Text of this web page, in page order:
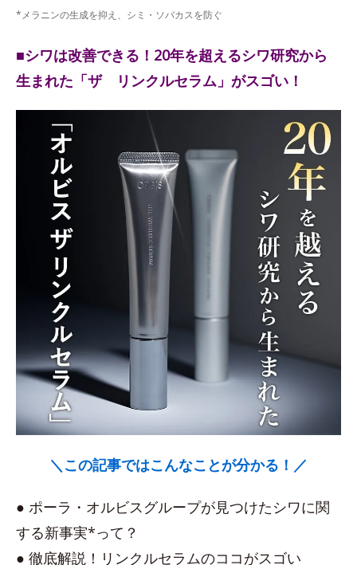
*メラニンの生成を抑え、シミ・ソバカスを防ぐ
■シワは改善できる！20年を超えるシワ研究から
生まれた「ザ リンクルセラム」がスゴい！
＼この記事ではこんなことが分かる！／
● ポーラ・オルビスグループが見つけたシワに関
する新事実*って？
● 徹底解説！リンクルセラムのココがスゴい